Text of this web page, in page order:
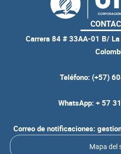
Carrera 84 # 33AA-01 B/
Teléfono: (+57)
WhatsApp: + 57
Correo de notificaciones:
Mapa del